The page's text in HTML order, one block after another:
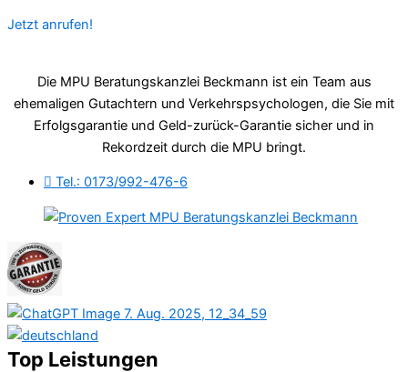
Jetzt anrufen!
Die MPU Beratungskanzlei Beckmann ist ein Team aus
ehemaligen Gutachtern und Verkehrspsychologen, die Sie mit
Erfolgsgarantie und Geld-zurück-Garantie sicher und in
Rekordzeit durch die MPU bringt.
Tel.: 0173/992-476-6
Top Leistungen